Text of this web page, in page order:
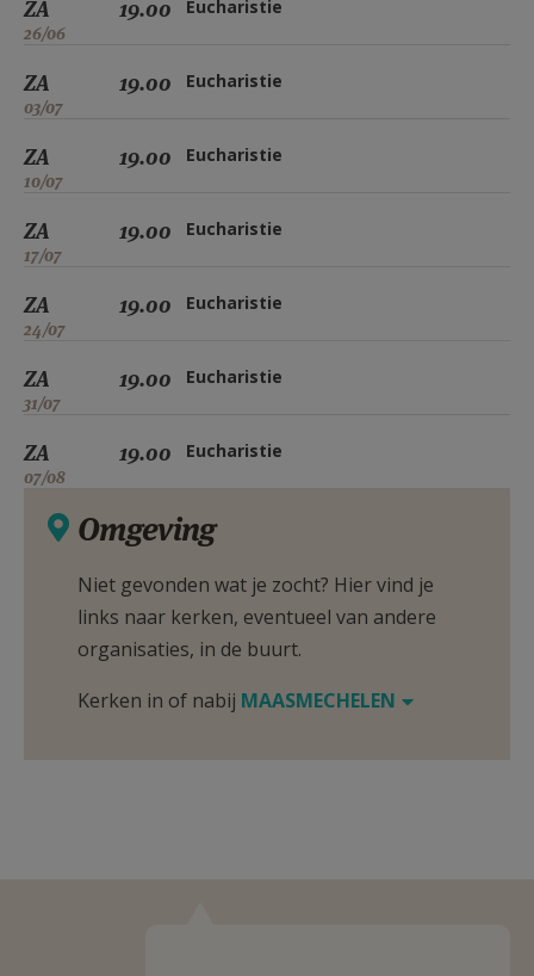
ZA
26/06
19.00 Eucharistie
ZA
03/07
19.00 Eucharistie
ZA
10/07
19.00 Eucharistie
ZA
17/07
19.00 Eucharistie
ZA
24/07
19.00 Eucharistie
ZA
31/07
19.00 Eucharistie
ZA
07/08
19.00 Eucharistie
Omgeving
Niet gevonden wat je zocht? Hier vind je
links naar kerken, eventueel van andere
organisaties, in de buurt.
Kerken in of nabij MAASMECHELEN